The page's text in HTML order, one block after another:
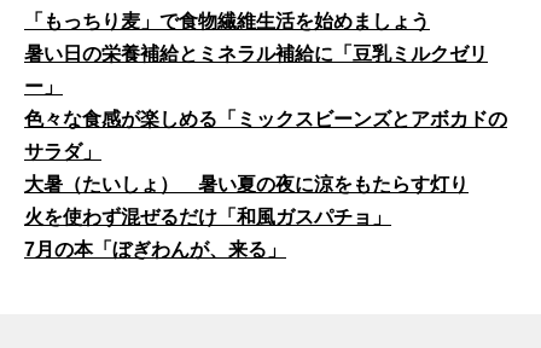
「もっちり麦」で食物繊維生活を始めましょう
暑い日の栄養補給とミネラル補給に「豆乳ミルクゼリ
ー」
色々な食感が楽しめる「ミックスビーンズとアボカドの
サラダ」
大暑（たいしょ） 暑い夏の夜に涼をもたらす灯り
火を使わず混ぜるだけ「和風ガスパチョ」
7月の本「ぼぎわんが、来る」